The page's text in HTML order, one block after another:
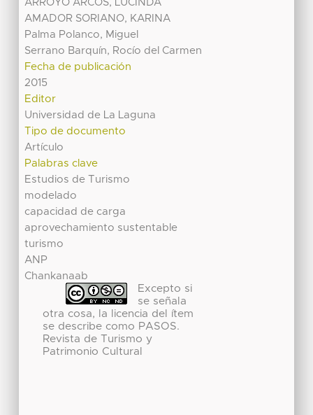
ARROYO ARCOS, LUCINDA
AMADOR SORIANO, KARINA
Palma Polanco, Miguel
Serrano Barquín, Rocío del Carmen
Fecha de publicación
2015
Editor
Universidad de La Laguna
Tipo de documento
Artículo
Palabras clave
Estudios de Turismo
modelado
capacidad de carga
aprovechamiento sustentable
turismo
ANP
Chankanaab
Excepto si
se señala
otra cosa, la licencia del ítem
se describe como PASOS.
Revista de Turismo y
Patrimonio Cultural